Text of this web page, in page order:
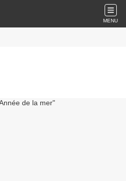
MENU